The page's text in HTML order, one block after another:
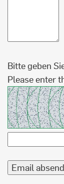
Bitte geben
Please enter